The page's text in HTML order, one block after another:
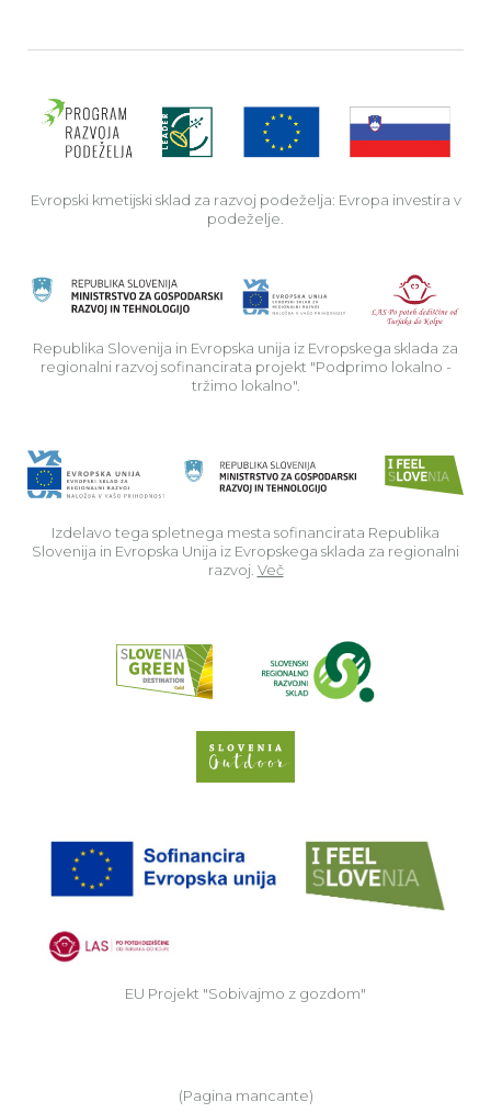
Evropski kmetijski sklad za razvoj podeželja: Evropa investira v
podeželje.
Republika Slovenija in Evropska unija iz Evropskega sklada za
regionalni razvoj sofinancirata projekt "Podprimo lokalno -
tržimo lokalno".
Izdelavo tega spletnega mesta sofinancirata Republika
Slovenija in Evropska Unija iz Evropskega sklada za regionalni
razvoj. Več
EU Projekt "Sobivajmo z gozdom"
(Pagina mancante)